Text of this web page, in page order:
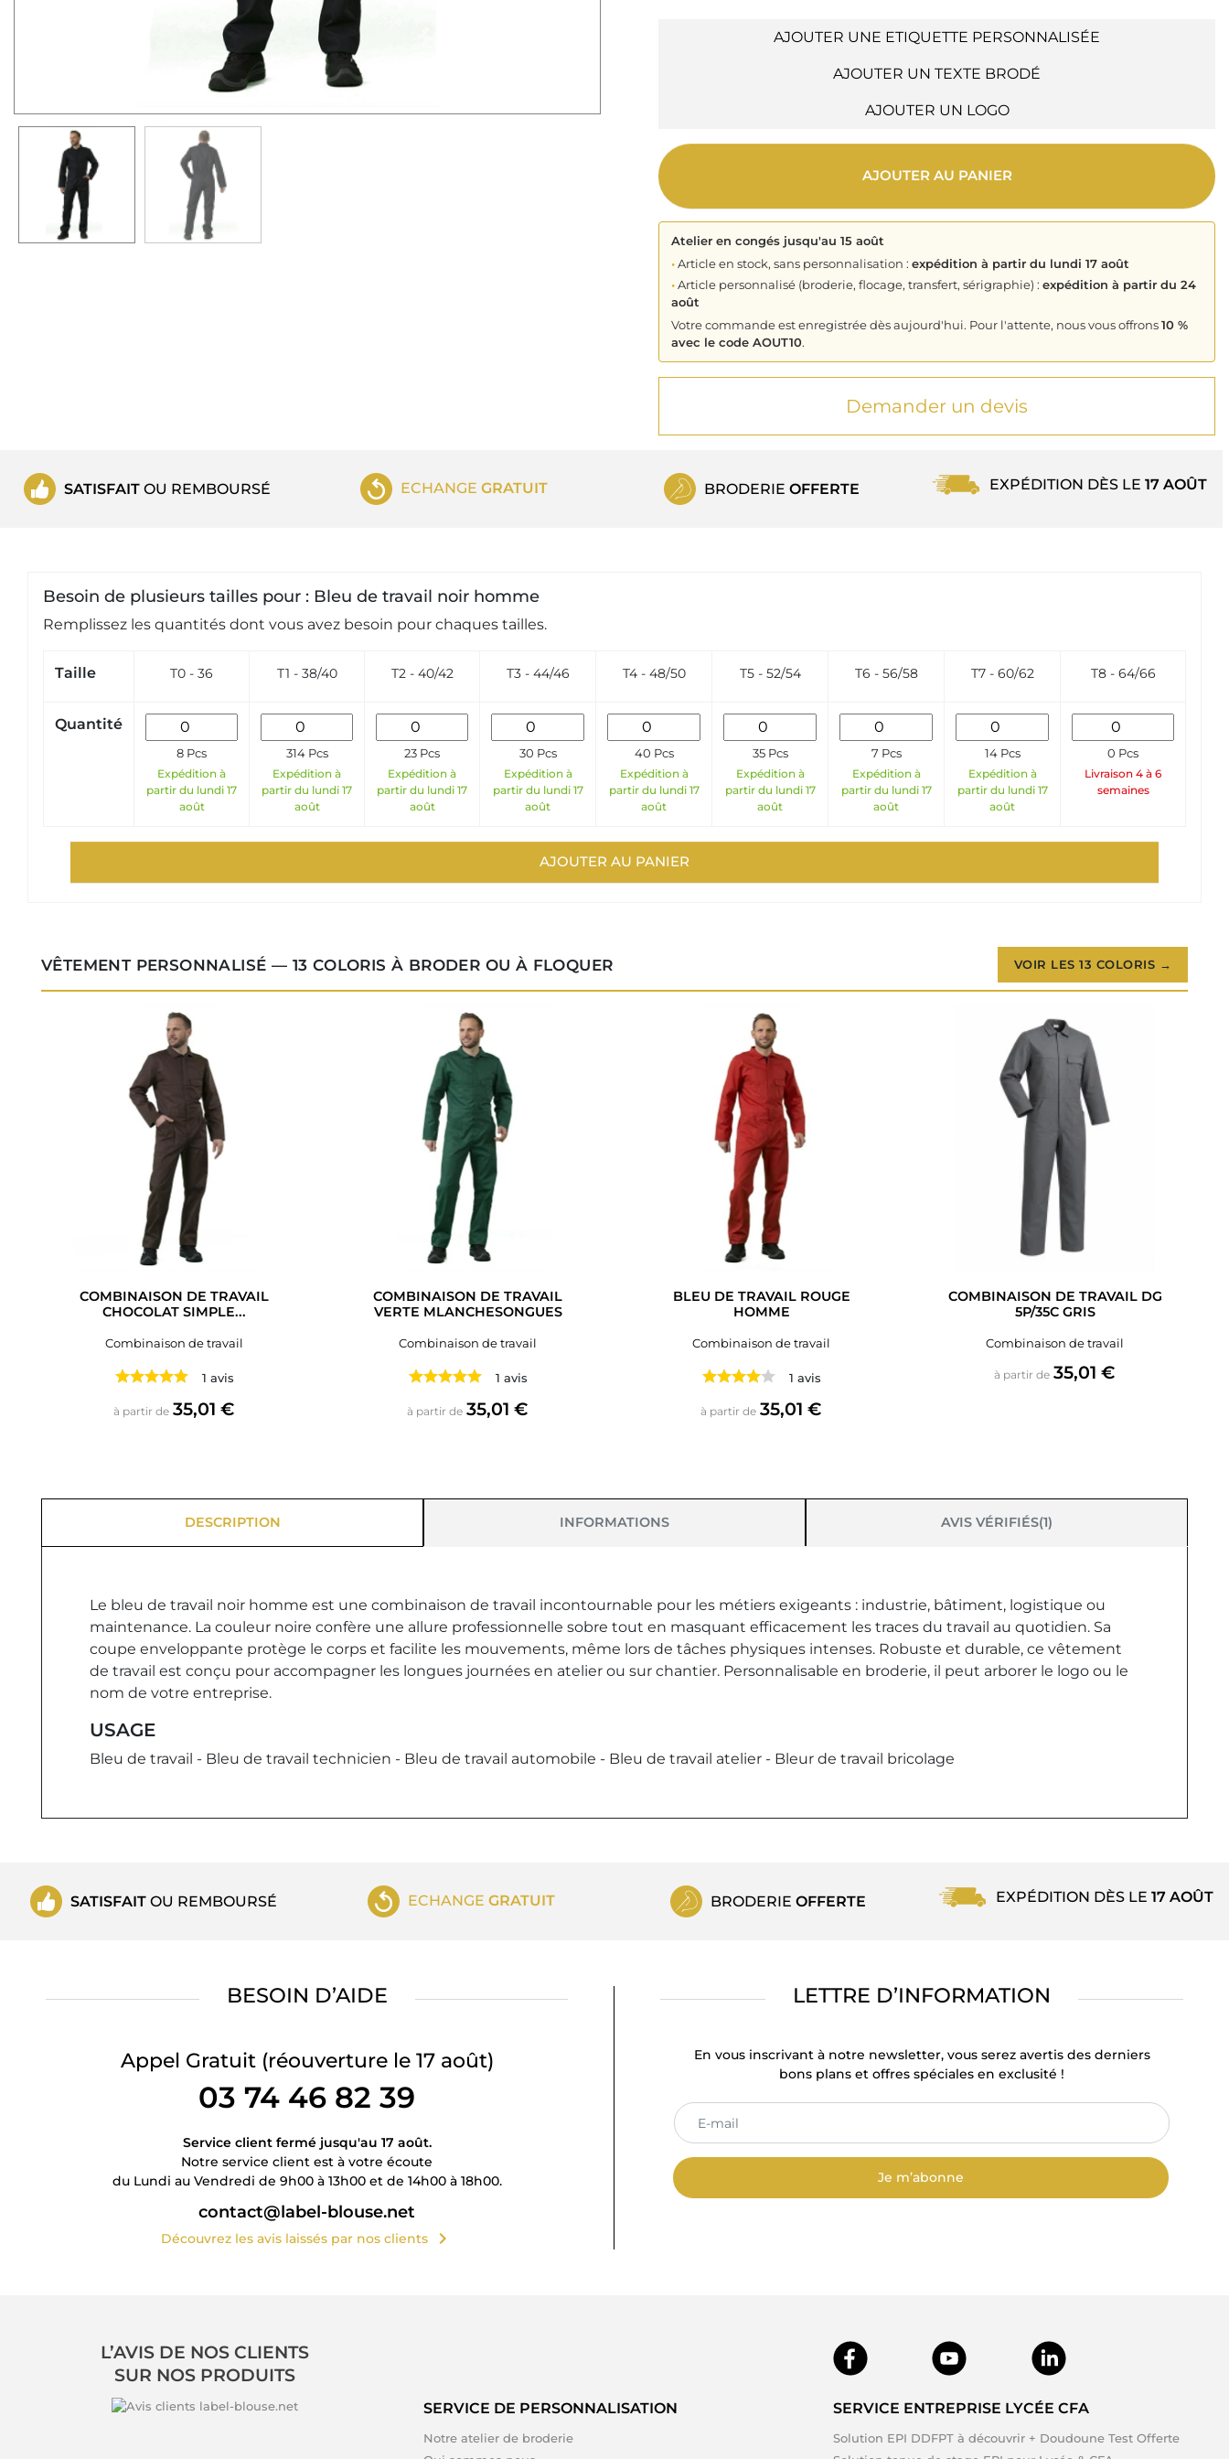
AJOUTER UNE ETIQUETTE PERSONNALISÉE
AJOUTER UN TEXTE BRODÉ
AJOUTER UN LOGO
AJOUTER AU PANIER
Atelier en congés jusqu'au 15 août
•Article en stock, sans personnalisation : expédition à partir du lundi 17 août
•Article personnalisé (broderie, flocage, transfert, sérigraphie) : expédition à partir du 24
août
Votre commande est enregistrée dès aujourd'hui. Pour l'attente, nous vous offrons10 %
avec le code AOUT10.
Demander un devis
SATISFAITOU REMBOURSÉ ECHANGEGRATUIT BRODERIE OFFERTE EXPÉDITION DÈS LE 17 AOÛT
Besoin de plusieurs tailles pour : Bleu de travail noir homme
Remplissez les quantités dont vous avez besoin pour chaques tailles.
Taille T0 - 36 T1 - 38/40 T2 - 40/42 T3 - 44/46 T4 - 48/50 T5 - 52/54 T6 - 56/58 T7 - 60/62 T8 - 64/66
Quantité
8 Pcs
Expédition à
partir du lundi 17
août
314 Pcs
Expédition à
partir du lundi 17
août
23 Pcs
Expédition à
partir du lundi 17
août
30 Pcs
Expédition à
partir du lundi 17
août
40 Pcs
Expédition à
partir du lundi 17
août
35 Pcs
Expédition à
partir du lundi 17
août
7 Pcs
Expédition à
partir du lundi 17
août
14 Pcs
Expédition à
partir du lundi 17
août
0 Pcs
Livraison 4 à 6
semaines
AJOUTER AU PANIER
VÊTEMENT PERSONNALISÉ — 13 COLORIS À BRODER OU À FLOQUER VOIR LES 13 COLORIS →
COMBINAISON DE TRAVAIL
CHOCOLAT SIMPLE...
Combinaison de travail
1 avis
à partir de Prix
35,01 €
COMBINAISON DE TRAVAIL
VERTE MLANCHESONGUES
Combinaison de travail
1 avis
à partir de Prix
35,01 €
BLEU DE TRAVAIL ROUGE
HOMME
Combinaison de travail
1 avis
à partir de Prix
35,01 €
COMBINAISON DE TRAVAIL DG
5P/35C GRIS
Combinaison de travail
à partir de Prix
35,01 €
DESCRIPTION INFORMATIONS AVIS VÉRIFIÉS(1)
Le bleu de travail noir homme est une combinaison de travail incontournable pour les métiers exigeants : industrie, bâtiment, logistique ou
maintenance. La couleur noire confère une allure professionnelle sobre tout en masquant efficacement les traces du travail au quotidien. Sa
coupe enveloppante protège le corps et facilite les mouvements, même lors de tâches physiques intenses. Robuste et durable, ce vêtement
de travail est conçu pour accompagner les longues journées en atelier ou sur chantier. Personnalisable en broderie, il peut arborer le logo ou le
nom de votre entreprise.
USAGE
Bleu de travail - Bleu de travail technicien - Bleu de travail automobile - Bleu de travail atelier - Bleur de travail bricolage
SATISFAIT OU REMBOURSÉ ECHANGE GRATUIT BRODERIE OFFERTE EXPÉDITION DÈS LE 17 AOÛT
BESOIN D’AIDE
Appel Gratuit (réouverture le 17 août)
03 74 46 82 39
Service client fermé jusqu'au 17 août.
Notre service client est à votre écoute
du Lundi au Vendredi de 9h00 à 13h00 et de 14h00 à 18h00.
contact@label-blouse.net
Découvrez les avis laissés par nos clients chevron_right
LETTRE D’INFORMATION
En vous inscrivant à notre newsletter, vous serez avertis des derniers
bons plans et offres spéciales en exclusité !
Je m’abonne
L’AVIS DE NOS CLIENTS
SUR NOS PRODUITS
SERVICE DE PERSONNALISATION
Notre atelier de broderie
SERVICE ENTREPRISE LYCÉE CFA
Solution EPI DDFPT à découvrir + Doudoune Test Offerte